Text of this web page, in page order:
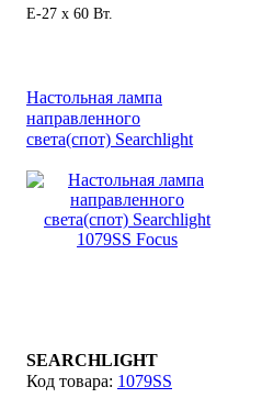
Е-27 х 60 Вт.
Настольная лампа
направленного
света(спот) Searchlight
SEARCHLIGHT
1079SS